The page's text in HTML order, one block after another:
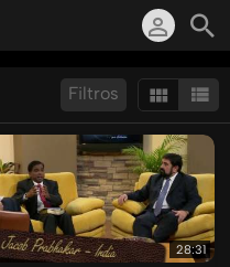
Filtros
Mostrar:
Resultados/Pág.:
28:31